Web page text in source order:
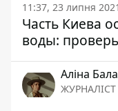
11:37, 23 липня 2021
Часть Киева
воды:
Аліна
ЖУРНАЛІСТ